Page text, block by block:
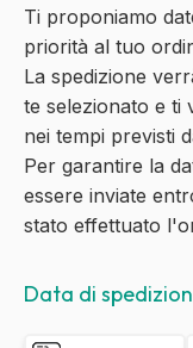
Ti proponiamo
priorità al tuo
La spedizione
te selezionato e ti
nei tempi previsti
Per garantire la
essere inviate
stato effettuato
Data di